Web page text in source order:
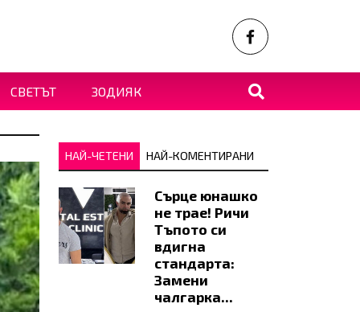
СВЕТЪТ ЗОДИЯК
НАЙ-ЧЕТЕНИ НАЙ-КОМЕНТИРАНИ
Сърце юнашко
не трае! Ричи
Тъпото си
вдигна
стандарта:
Замени
чалгарка...